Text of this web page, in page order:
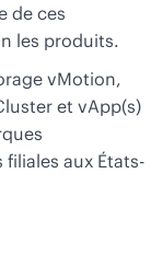
de ces
les produits.
vMotion,
et vApp(s)
aux États-